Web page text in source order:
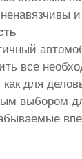
все
для
выбором